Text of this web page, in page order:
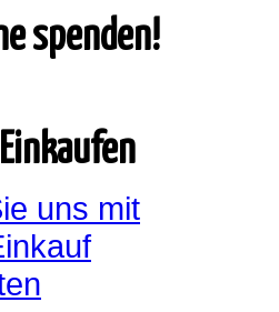
spenden!
uns mit